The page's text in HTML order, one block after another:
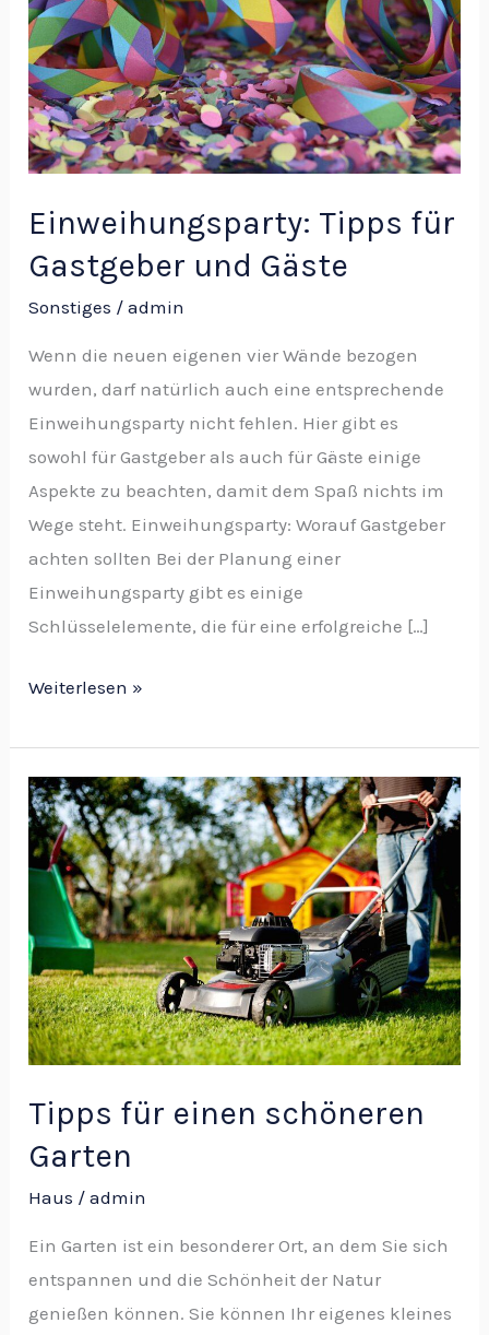
Einweihungsparty: Tipps für
Gastgeber und Gäste
Sonstiges /admin
Wenn die neuen eigenen vier Wände bezogen
wurden, darf natürlich auch eine entsprechende
Einweihungsparty nicht fehlen. Hier gibt es
sowohl für Gastgeber als auch für Gäste einige
Aspekte zu beachten, damit dem Spaß nichts im
Wege steht. Einweihungsparty: Worauf Gastgeber
achten sollten Bei der Planung einer
Einweihungsparty gibt es einige
Schlüsselelemente, die für eine erfolgreiche […]
und
Gäste
Weiterlesen »
Tipps für einen schöneren
Garten
Haus /admin
Ein Garten ist ein besonderer Ort, an dem Sie sich
entspannen und die Schönheit der Natur
genießen können. Sie können Ihr eigenes kleines
Tipps
für
einen
schöneren
Garten